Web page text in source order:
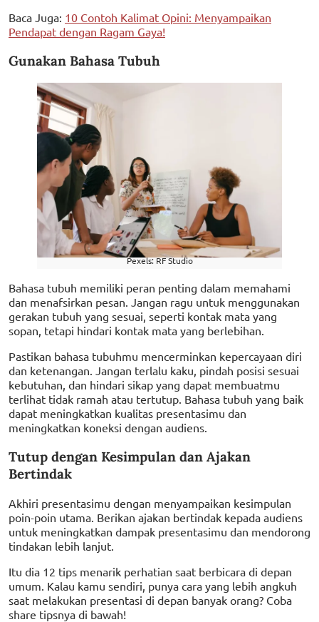
Baca Juga: 10 Contoh Kalimat Opini: Menyampaikan
Pendapat dengan Ragam Gaya!
Gunakan Bahasa Tubuh
Pexels: RF Studio
Bahasa tubuh memiliki peran penting dalam memahami
dan menafsirkan pesan. Jangan ragu untuk menggunakan
gerakan tubuh yang sesuai, seperti kontak mata yang
sopan, tetapi hindari kontak mata yang berlebihan.
Pastikan bahasa tubuhmu mencerminkan kepercayaan diri
dan ketenangan. Jangan terlalu kaku, pindah posisi sesuai
kebutuhan, dan hindari sikap yang dapat membuatmu
terlihat tidak ramah atau tertutup. Bahasa tubuh yang baik
dapat meningkatkan kualitas presentasimu dan
meningkatkan koneksi dengan audiens.
Tutup dengan Kesimpulan dan Ajakan
Bertindak
Akhiri presentasimu dengan menyampaikan kesimpulan
poin-poin utama. Berikan ajakan bertindak kepada audiens
untuk meningkatkan dampak presentasimu dan mendorong
tindakan lebih lanjut.
Itu dia 12 tips menarik perhatian saat berbicara di depan
umum. Kalau kamu sendiri, punya cara yang lebih angkuh
saat melakukan presentasi di depan banyak orang? Coba
share tipsnya di bawah!